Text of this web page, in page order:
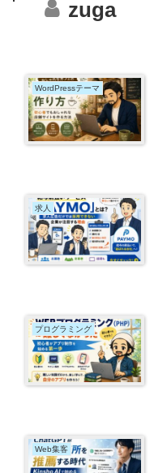
zuga
WordPressテーマ
求人
プログラミング
Web集客